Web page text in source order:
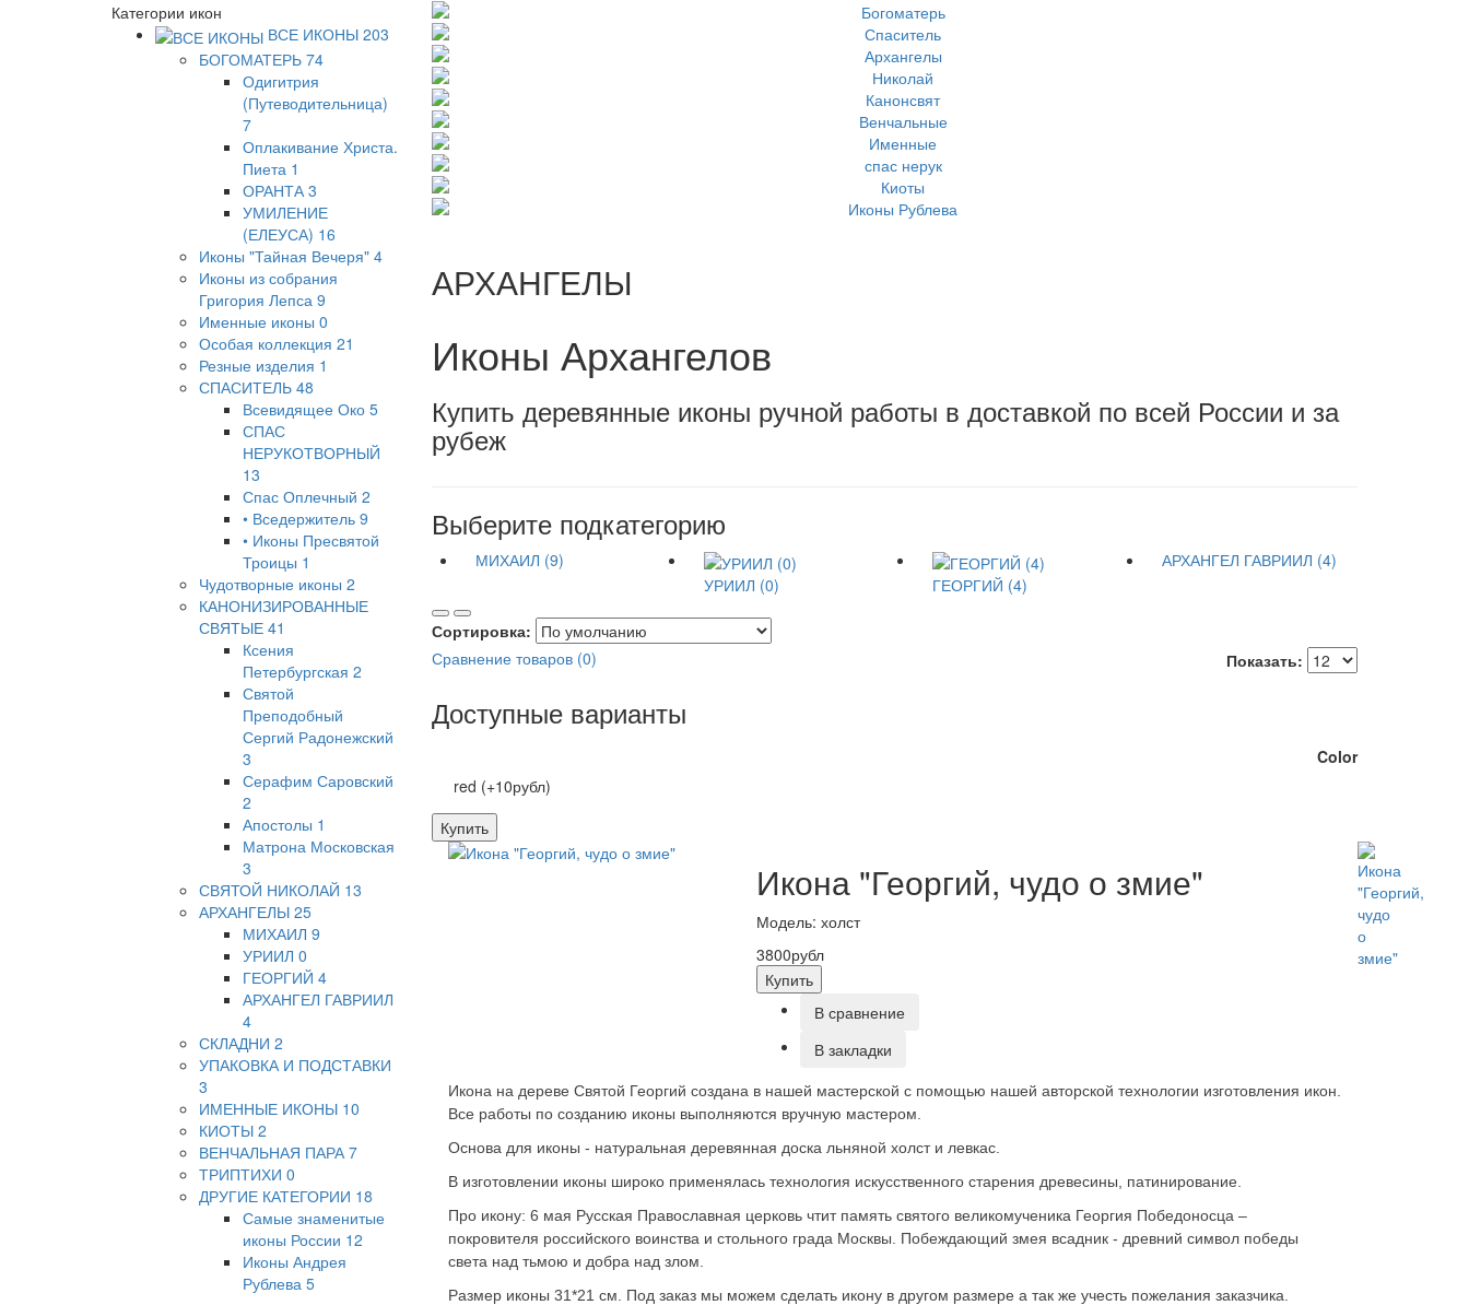
Категории икон
ВСЕ ИКОНЫ 203
БОГОМАТЕРЬ 74
Одигитрия
(Путеводительница)
7
Оплакивание Христа.
Пиета 1
ОРАНТА 3
УМИЛЕНИЕ
(ЕЛЕУСА) 16
Иконы "Тайная Вечеря" 4
Иконы из собрания
Григория Лепса 9
Именные иконы 0
Особая коллекция 21
Резные изделия 1
СПАСИТЕЛЬ 48
Всевидящее Око 5
СПАС
НЕРУКОТВОРНЫЙ
13
Спас Оплечный 2
• Вседержитель 9
• Иконы Пресвятой
Троицы 1
Чудотворные иконы 2
КАНОНИЗИРОВАННЫЕ
СВЯТЫЕ 41
Ксения
Петербургская 2
Святой
Преподобный
Сергий Радонежский
3
Серафим Саровский
2
Апостолы 1
Матрона Московская
3
СВЯТОЙ НИКОЛАЙ 13
АРХАНГЕЛЫ 25
МИХАИЛ 9
УРИИЛ 0
ГЕОРГИЙ 4
АРХАНГЕЛ ГАВРИИЛ
4
СКЛАДНИ 2
УПАКОВКА И ПОДСТАВКИ
3
ИМЕННЫЕ ИКОНЫ 10
КИОТЫ 2
ВЕНЧАЛЬНАЯ ПАРА 7
ТРИПТИХИ 0
ДРУГИЕ КАТЕГОРИИ 18
Самые знаменитые
иконы России 12
Иконы Андрея
Рублева 5
АРХАНГЕЛЫ
Иконы Архангелов
Купить деревянные иконы ручной работы в доставкой по всей России и за
рубеж
Выберите подкатегорию
МИХАИЛ (9)
УРИИЛ (0)
ГЕОРГИЙ (4)
АРХАНГЕЛ ГАВРИИЛ (4)
Сортировка:
Показать:
Сравнение товаров (0)
Доступные варианты
Color
red (+10рубл)
Купить
Икона "Георгий, чудо о змие"
Модель: холст
3800рубл
Купить
В сравнение
В закладки
Икона на дереве Святой Георгий создана в нашей мастерской с помощью нашей авторской технологии изготовления икон.
Все работы по созданию иконы выполняются вручную мастером.
Основа для иконы - натуральная деревянная доска льняной холст и левкас.
В изготовлении иконы широко применялась технология искусственного старения древесины, патинирование.
Про икону: 6 мая Русская Православная церковь чтит память святого великомученика Георгия Победоносца –
покровителя российского воинства и стольного града Москвы. Побеждающий змея всадник - древний символ победы
света над тьмою и добра над злом.
Размер иконы 31*21 см. Под заказ мы можем сделать икону в другом размере а так же учесть пожелания заказчика.